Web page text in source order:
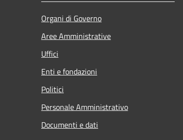
Organi di Governo
Aree Amministrative
Uffici
Enti e fondazioni
Politici
Personale Amministrativo
Documenti e dati